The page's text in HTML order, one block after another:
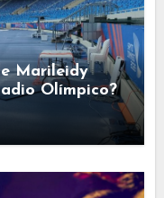
Marileidy
Olímpico?